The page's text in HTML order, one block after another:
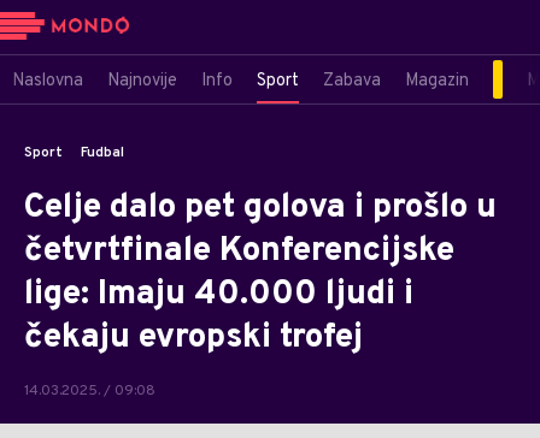
Naslovna Najnovije Info Sport Zabava Magazin
Sport Fudbal
Celje dalo pet golova i prošlo u
četvrtfinale Konferencijske
lige: Imaju 40.000 ljudi i
čekaju evropski trofej
14.03.2025. / 09:08